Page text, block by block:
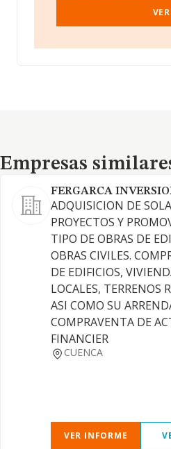
Empresas similares
Empresas
FERGARCA
ADQUISICION DE
PROYECTOS Y
TIPO DE OBRAS DE
OBRAS CIVILES.
DE EDIFICIOS,
LOCALES, TERRENOS
ASI COMO SU
COMPRAVENTA DE
FINANCIER
CUENCA
VER INFORME